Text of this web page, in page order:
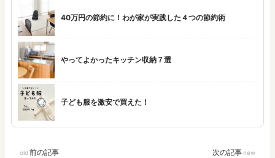
40万円の節約に！わが家が実践した４つの節約術
やってよかったキッチン収納７選
子ども服を激安で買えた！
前の記事 次の記事